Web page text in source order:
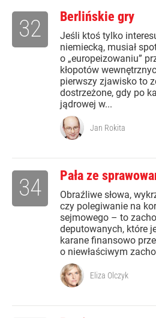
Berlińskie gry
Jeśli ktoś tylko
niemiecką, musiał
o „europeizowaniu”
kłopotów
pierwszy zjawisko to
dostrzeżone, gdy po
jądrowej w...
32
Jan Rokita
Pała ze
Obraźliwe słowa,
czy polegiwanie na
sejmowego – to
deputowanych, które
karane finansowo
o niewłaściwym
34
Eliza Olczyk